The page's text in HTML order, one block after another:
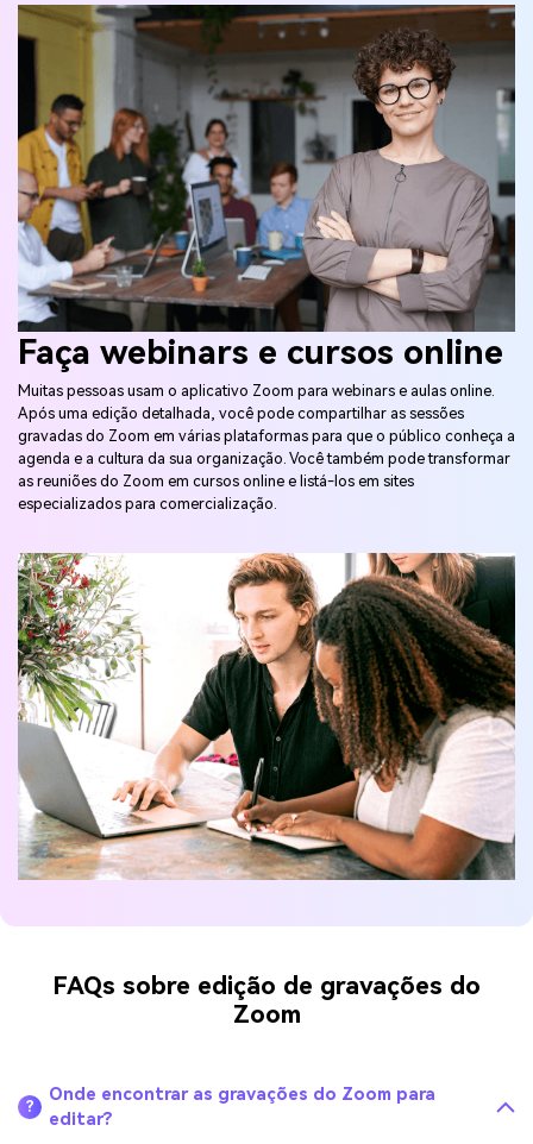
Faça webinars e cursos online
Muitas pessoas usam o aplicativo Zoom para webinars e aulas online.
Após uma edição detalhada, você pode compartilhar as sessões
gravadas do Zoom em várias plataformas para que o público conheça a
agenda e a cultura da sua organização. Você também pode transformar
as reuniões do Zoom em cursos online e listá-los em sites
especializados para comercialização.
FAQs sobre edição de gravações do
Zoom
?
Onde encontrar as gravações do Zoom para
editar?